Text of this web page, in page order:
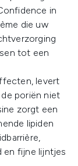
in
die uw
tot een
levert
poriën niet
zorgt een
lipiden
en fijne lijntjes